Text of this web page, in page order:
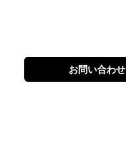
お問い合わせ